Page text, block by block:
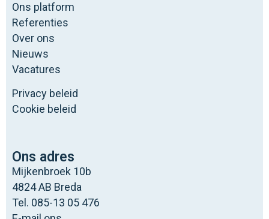
Ons platform
Referenties
Over ons
Nieuws
Vacatures
Privacy beleid
Cookie beleid
Ons adres
Mijkenbroek 10b
4824 AB Breda
Tel. 085-13 05 476